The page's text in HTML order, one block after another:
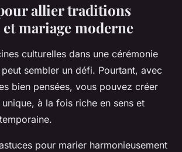
allier traditions
mariage moderne
culturelles dans une cérémonie
sembler un défi. Pourtant, avec
bien pensées, vous pouvez créer
à la fois riche en sens et
pour marier harmonieusement